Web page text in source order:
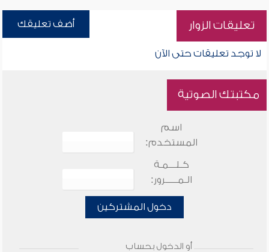
تعليقات الزوار أضف تعليقك
لا توجد تعليقات حتى الآن
مكتبتك الصوتية
اسم
المستخدم:
كـلـــمـة
الـمـــــرور:
دخول المشتركين
أو الدخول بحساب